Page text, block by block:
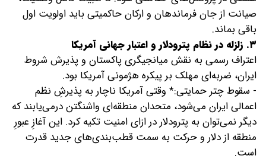
صیانت از جان فرماندهان و ارکان حاکمیتی باید اولویت اول
باقی بماند.
۳. زلزله در نظام پترودلار و اعتبار جهانی آمریکا
اعتراف رسمی به نقش میانجیگری پاکستان و پذیرش شروط
ایران، ضربه‌ای مهلک بر پیکره هژمونی آمریکا بود.
- سقوط چتر حمایتی:* وقتی آمریکا ناچار به پذیرشِ نظم
اعمالی ایران می‌شود، متحدان منطقه‌ای واشنگتن درمی‌یابند که
دیگر نمی‌توان به پترودلار در ازای امنیت تکیه کرد. این آغازِ عبورِ
منطقه از دلار و حرکت به سمت قطب‌بندی‌های جدید قدرت
است.